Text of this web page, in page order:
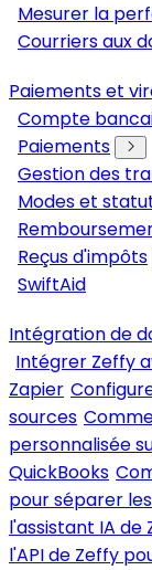
Mesurer la
Courriers aux
Paiements et
Compte
Paiements
Gestion des
Modes et
Reçus d'impôts
SwiftAid
Intégration de
Intégrer Zeffy
Zapier
sources
personnalisée
QuickBooks
pour séparer
l'assistant IA de
l'API de Zeffy